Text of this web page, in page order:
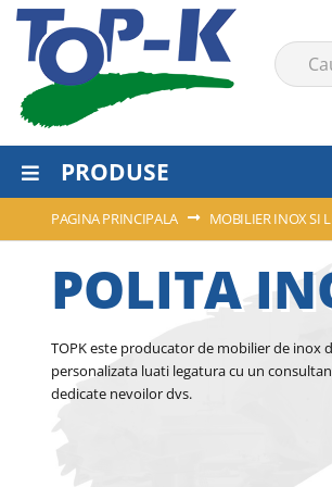
PRODUSE
PAGINA PRINCIPALA MOBILIER INOX SI
POLITA
TOPK este producator de mobilier de inox
personalizata luati legatura cu un
dedicate nevoilor dvs.